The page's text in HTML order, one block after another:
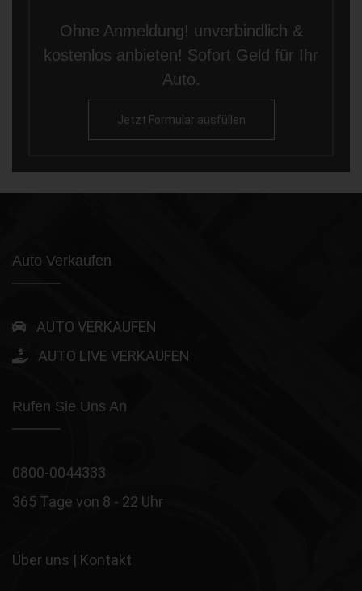
Ohne Anmeldung! unverbindlich &
kostenlos anbieten! Sofort Geld für Ihr
Auto.
Jetzt Formular ausfüllen
Auto Verkaufen
AUTO VERKAUFEN
AUTO LIVE VERKAUFEN
Rufen Sie Uns An
0800-0044333
365 Tage von 8 - 22 Uhr
Über uns | Kontakt